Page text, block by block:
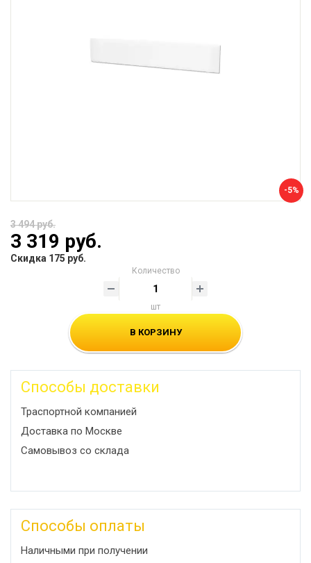
-5%
3 494 руб.
3 319 руб.
Скидка 175 руб.
Количество
шт
В КОРЗИНУ
Способы доставки
Траспортной компанией
Доставка по Москве
Самовывоз со склада
Способы оплаты
Наличными при получении